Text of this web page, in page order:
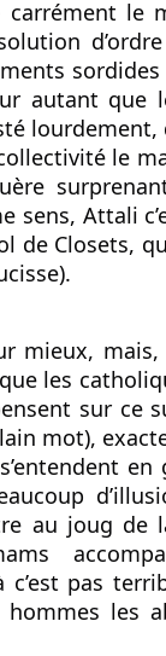
le
sordides
autant
le
sens, Attali
de Closets,
mieux,
les
sur ce
mot),
au joug de
pas
les